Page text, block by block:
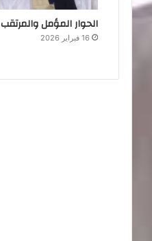
الحوار المؤمل والمرتقب
16 فبراير 2026